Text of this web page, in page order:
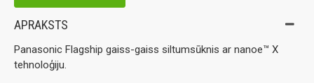
APRAKSTS
Panasonic Flagship gaiss-gaiss siltumsūknis ar nanoe™ X
tehnoloģiju.